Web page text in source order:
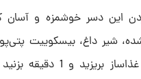
این دسر خوشمزه و آسان
شیر داغ، بیسکوییت
داخل دستگاه غذاساز